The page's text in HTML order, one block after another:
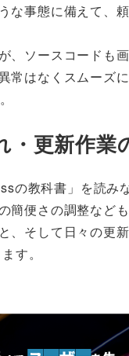
な事態に備えて、
ソースコードも
はなくスムーズ
更新作業
の教科書」を読み
簡便さの調整など
、そして日々の更
す。